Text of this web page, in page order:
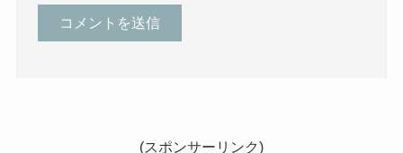
(スポンサーリンク)